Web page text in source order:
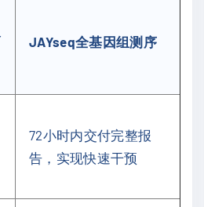
JAYseq全基因组测序
72小时内交付完整报
告，实现快速干预